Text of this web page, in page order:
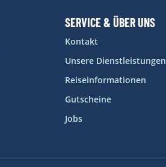
SERVICE & ÜBER UNS
Kontakt
Unsere Dienstleistungen
Reiseinformationen
Gutscheine
Jobs